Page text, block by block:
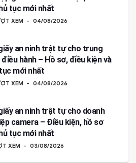
tục mới nhất
XEM 04/08/2026
an ninh trật tự cho trung
hành – Hồ sơ, điều kiện và
mới nhất
XEM 04/08/2026
an ninh trật tự cho doanh
camera – Điều kiện, hồ sơ
tục mới nhất
XEM 03/08/2026